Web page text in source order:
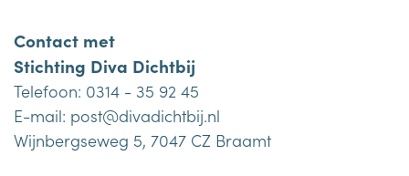
Contact met
Stichting Diva Dichtbij
Telefoon: 0314 - 35 92 45
E-mail: post@divadichtbij.nl
Wijnbergseweg 5, 7047 CZ Braamt